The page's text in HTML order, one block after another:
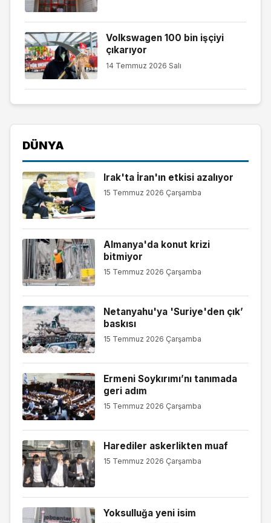
Volkswagen 100 bin işçiyi
çıkarıyor
14 Temmuz 2026 Salı
DÜNYA
Irak'ta İran'ın etkisi azalıyor
15 Temmuz 2026 Çarşamba
Almanya'da konut krizi
bitmiyor
15 Temmuz 2026 Çarşamba
Netanyahu'ya 'Suriye'den çık’
baskısı
15 Temmuz 2026 Çarşamba
Ermeni Soykırımı’nı tanımada
geri adım
15 Temmuz 2026 Çarşamba
Harediler askerlikten muaf
15 Temmuz 2026 Çarşamba
Yoksulluğa yeni isim